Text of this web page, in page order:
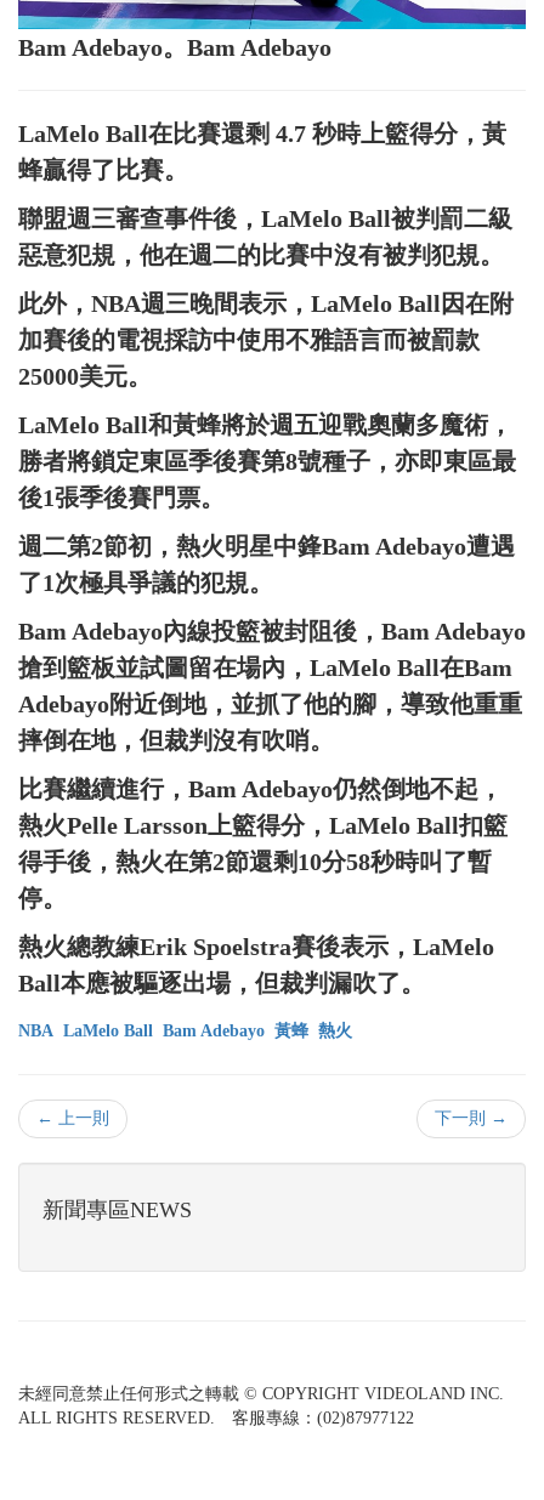
Bam Adebayo。Bam Adebayo
LaMelo Ball在比賽還剩 4.7 秒時上籃得分，黃
蜂贏得了比賽。
聯盟週三審查事件後，LaMelo Ball被判罰二級
惡意犯規，他在週二的比賽中沒有被判犯規。
此外，NBA週三晚間表示，LaMelo Ball因在附
加賽後的電視採訪中使用不雅語言而被罰款
25000美元。
LaMelo Ball和黃蜂將於週五迎戰奧蘭多魔術，
勝者將鎖定東區季後賽第8號種子，亦即東區最
後1張季後賽門票。
週二第2節初，熱火明星中鋒Bam Adebayo遭遇
了1次極具爭議的犯規。
Bam Adebayo內線投籃被封阻後，Bam Adebayo
搶到籃板並試圖留在場內，LaMelo Ball在Bam
Adebayo附近倒地，並抓了他的腳，導致他重重
摔倒在地，但裁判沒有吹哨。
比賽繼續進行，Bam Adebayo仍然倒地不起，
熱火Pelle Larsson上籃得分，LaMelo Ball扣籃
得手後，熱火在第2節還剩10分58秒時叫了暫
停。
熱火總教練Erik Spoelstra賽後表示，LaMelo
Ball本應被驅逐出場，但裁判漏吹了。
NBA LaMelo Ball Bam Adebayo 黃蜂 熱火
← 上一則 下一則 →
新聞專區NEWS
未經同意禁止任何形式之轉載 © COPYRIGHT VIDEOLAND INC.
ALL RIGHTS RESERVED. 客服專線：(02)87977122